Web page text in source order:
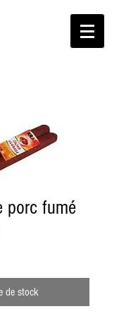
porc fumé
de stock